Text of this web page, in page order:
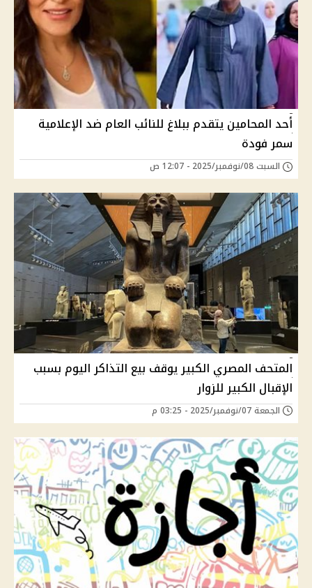
أحد المحامين يتقدم ببلاغ للنائب العام ضد الإعلامية
سمر فودة
السبت 08/نوفمبر/2025 - 12:07 ص
المتحف المصري الكبير يوقف بيع التذاكر اليوم بسبب
الإقبال الكبير للزوار
الجمعة 07/نوفمبر/2025 - 03:25 م